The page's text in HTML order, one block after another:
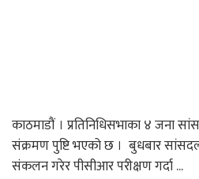
काठमाडौं । प्रतिनिधिसभाका ४ जना
संक्रमण पुष्टि भएको छ । बुधबार
संकलन गरेर पीसीआर परीक्षण गर्दा ...